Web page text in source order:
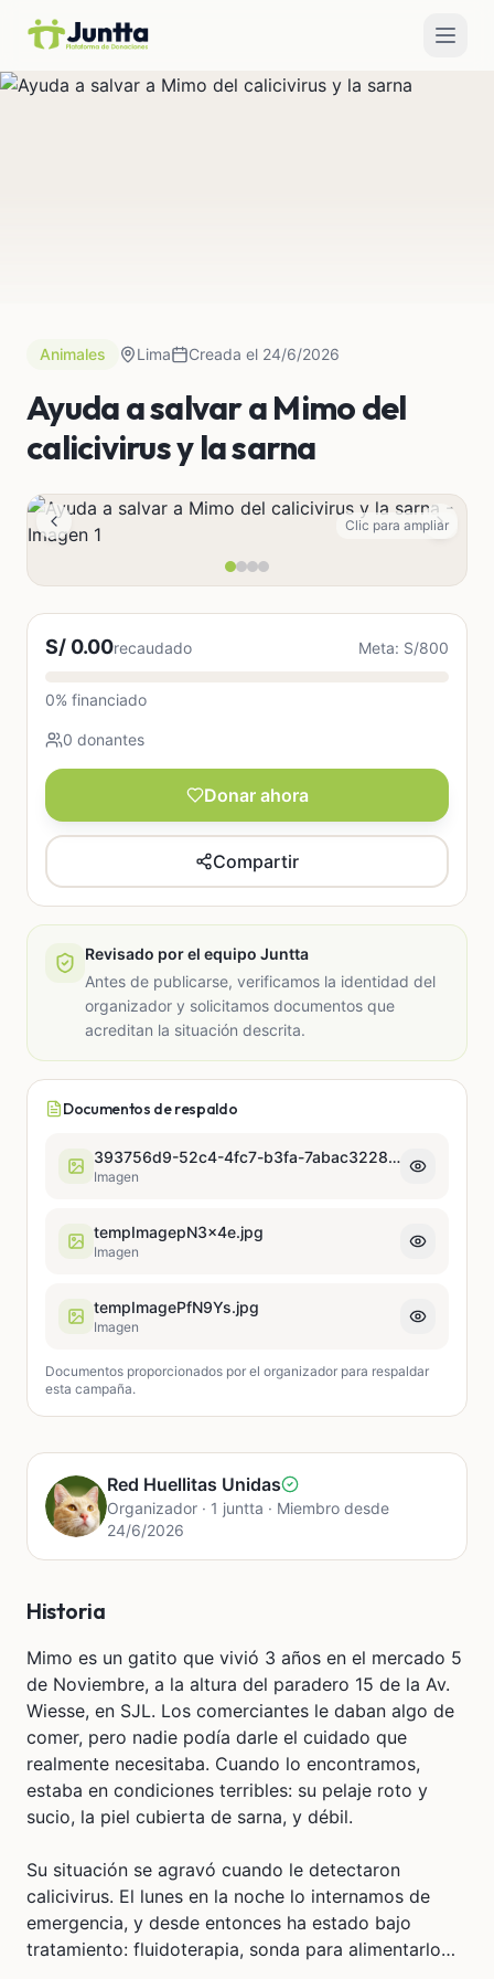
Animales Lima Creada el 24/6/2026
Ayuda a salvar a Mimo del
calicivirus y la sarna
Clic para ampliar
S/ 0.00recaudado Meta: S/800
0% financiado
0 donantes
Donar ahora
Compartir
Revisado por el equipo Juntta
Antes de publicarse, verificamos la identidad del
organizador y solicitamos documentos que
acreditan la situación descrita.
Documentos de respaldo
393756d9-52c4-4fc7-b3fa-7abac3228c1f.JPG
Imagen
tempImagepN3x4e.jpg
Imagen
tempImagePfN9Ys.jpg
Imagen
Documentos proporcionados por el organizador para respaldar
esta campaña.
Red Huellitas Unidas
Organizador · 1 juntta · Miembro desde
24/6/2026
Historia
Mimo es un gatito que vivió 3 años en el mercado 5
de Noviembre, a la altura del paradero 15 de la Av.
Wiesse, en SJL. Los comerciantes le daban algo de
comer, pero nadie podía darle el cuidado que
realmente necesitaba. Cuando lo encontramos,
estaba en condiciones terribles: su pelaje roto y
sucio, la piel cubierta de sarna, y débil.
Su situación se agravó cuando le detectaron
calicivirus. El lunes en la noche lo internamos de
emergencia, y desde entonces ha estado bajo
tratamiento: fluidoterapia, sonda para alimentarlo